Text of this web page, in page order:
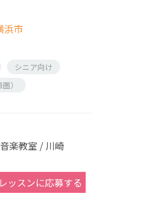
浜市
シニア向け
）
楽教室 / 川崎
ッスンに応募する